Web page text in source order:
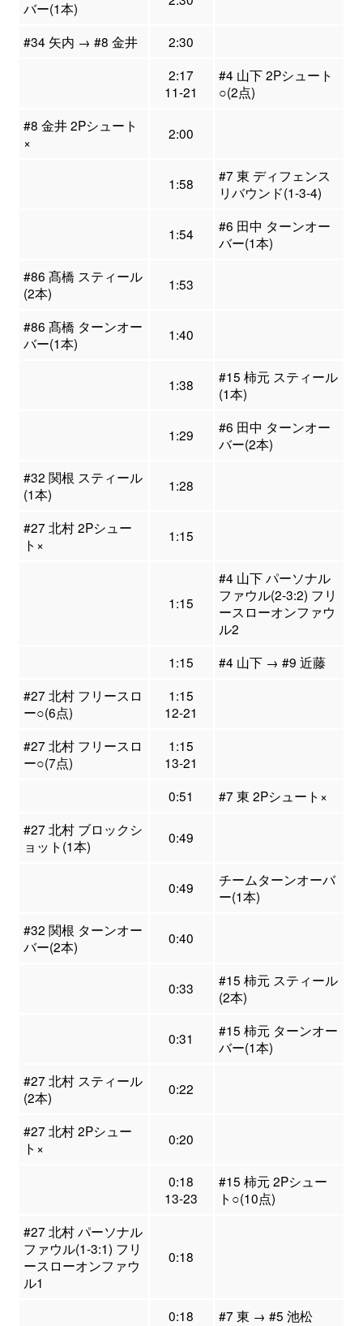
バー(1本)
#34 矢内 → #8 金井
2:30
2:17
11-21
#4 山下 2Pシュート
○(2点)
#8 金井 2Pシュート
×
2:00
1:58
#7 東 ディフェンス
リバウンド(1-3-4)
1:54
#6 田中 ターンオー
バー(1本)
#86 髙橋 スティール
(2本)
1:53
#86 髙橋 ターンオー
バー(1本)
1:40
1:38
#15 柿元 スティール
(1本)
1:29
#6 田中 ターンオー
バー(2本)
#32 関根 スティール
(1本)
1:28
#27 北村 2Pシュー
ト×
1:15
1:15
#4 山下 パーソナル
ファウル(2-3:2) フリ
ースローオンファウ
ル2
1:15
#4 山下 → #9 近藤
#27 北村 フリースロ
ー○(6点)
1:15
12-21
#27 北村 フリースロ
ー○(7点)
1:15
13-21
0:51
#7 東 2Pシュート×
#27 北村 ブロックシ
ョット(1本)
0:49
0:49
チームターンオーバ
ー(1本)
#32 関根 ターンオー
バー(2本)
0:40
0:33
#15 柿元 スティール
(2本)
0:31
#15 柿元 ターンオー
バー(1本)
#27 北村 スティール
(2本)
0:22
#27 北村 2Pシュー
ト×
0:20
0:18
13-23
#15 柿元 2Pシュー
ト○(10点)
#27 北村 パーソナル
ファウル(1-3:1) フリ
ースローオンファウ
ル1
0:18
0:18
#7 東 → #5 池松